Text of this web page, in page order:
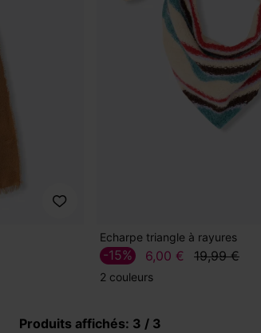
Echarpe triangle à rayures
6,00 € 19,99 €
-15%
2 couleurs
Produits affichés: 3 / 3